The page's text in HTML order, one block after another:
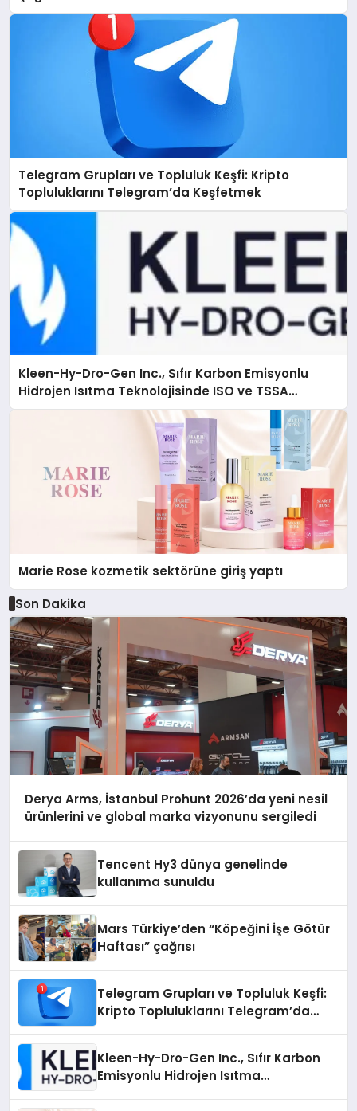
Telegram Grupları ve Topluluk Keşfi: Kripto
Topluluklarını Telegram’da Keşfetmek
Kleen-Hy-Dro-Gen Inc., Sıfır Karbon Emisyonlu
Hidrojen Isıtma Teknolojisinde ISO ve TSSA
Düzenleyici Onaylarını Aldı
Marie Rose kozmetik sektörüne giriş yaptı
Son Dakika
Derya Arms, İstanbul Prohunt 2026’da yeni nesil
ürünlerini ve global marka vizyonunu sergiledi
Tencent Hy3 dünya genelinde
kullanıma sunuldu
Mars Türkiye’den “Köpeğini İşe Götür
Haftası” çağrısı
Telegram Grupları ve Topluluk Keşfi:
Kripto Topluluklarını Telegram’da
Kleen-Hy-Dro-Gen Inc., Sıfır Karbon
Emisyonlu Hidrojen Isıtma